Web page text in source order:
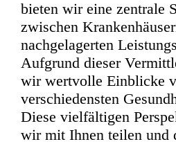
bieten wir eine zentrale
zwischen
nachgelagerten
Aufgrund dieser
wir wertvolle Einblicke
verschiedensten
Diese vielfältigen
wir mit Ihnen teilen und